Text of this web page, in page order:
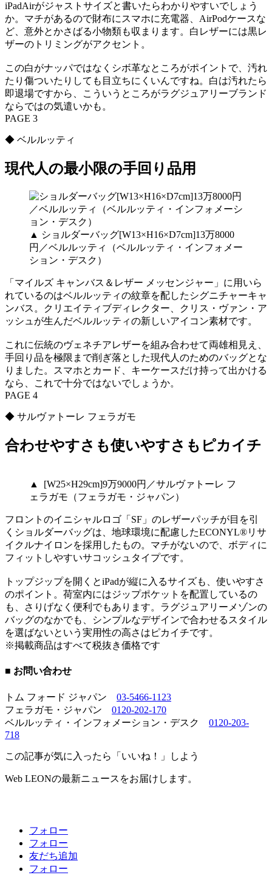
iPadAirがジャストサイズと書いたらわかりやすいでしょう
か。マチがあるので財布にスマホに充電器、AirPodケースな
ど、意外とかさばる小物類も収まります。白レザーには黒レ
ザーのトリミングがアクセント。
この白がナッパではなくシボ革なところがポイントで、汚れ
たり傷ついたりしても目立ちにくいんですね。白は汚れたら
即退場ですから、こういうところがラグジュアリーブランド
ならではの気遣いかも。
PAGE 3
◆ ベルルッティ
現代人の最小限の手回り品用
▲ ショルダーバッグ[W13×H16×D7cm]13万8000
円／ベルルッティ（ベルルッティ・インフォメー
ション・デスク）
「マイルズ キャンバス＆レザー メッセンジャー」に用いら
れているのはベルルッティの紋章を配したシグニチャーキャ
ンバス。クリエイティブディレクター、クリス・ヴァン・ア
ッシュが生んだベルルッティの新しいアイコン素材です。
これに伝統のヴェネチアレザーを組み合わせて両雄相見え、
手回り品を極限まで削ぎ落とした現代人のためのバッグとな
りました。スマホとカード、キーケースだけ持って出かける
なら、これで十分ではないでしょうか。
PAGE 4
◆ サルヴァトーレ フェラガモ
合わせやすさも使いやすさもピカイチ
▲ [W25×H29cm]9万9000円／サルヴァトーレ フ
ェラガモ（フェラガモ・ジャパン）
フロントのイニシャルロゴ「SF」のレザーパッチが目を引
くショルダーバッグは、地球環境に配慮したECONYL®︎リサ
イクルナイロンを採用したもの。マチがないので、ボディに
フィットしやすいサコッシュタイプです。
トップジップを開くとiPadが縦に入るサイズも、使いやすさ
のポイント。荷室内にはジップポケットを配置しているの
も、さりげなく便利でもあります。ラグジュアリーメゾンの
バッグのなかでも、シンプルなデザインで合わせるスタイル
を選ばないという実用性の高さはピカイチです。
※掲載商品はすべて税抜き価格です
■ お問い合わせ
トム フォード ジャパン 03-5466-1123
フェラガモ・ジャパン 0120-202-170
ベルルッティ・インフォメーション・デスク 0120-203-
718
この記事が気に入ったら「いいね！」しよう
Web LEONの最新ニュースをお届けします。
フォロー
フォロー
友だち追加
フォロー